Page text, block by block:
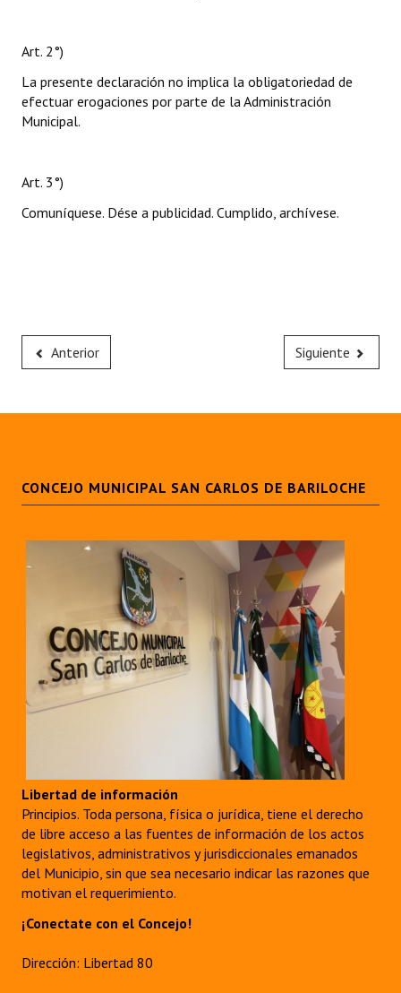
Art. 2°)
La presente declaración no implica la obligatoriedad de
efectuar erogaciones por parte de la Administración
Municipal.
Art. 3°)
Comuníquese. Dése a publicidad. Cumplido, archívese.
Anterior Siguiente
CONCEJO MUNICIPAL SAN CARLOS DE BARILOCHE
Libertad de información
Principios. Toda persona, física o jurídica, tiene el derecho
de libre acceso a las fuentes de información de los actos
legislativos, administrativos y jurisdiccionales emanados
del Municipio, sin que sea necesario indicar las razones que
motivan el requerimiento.
¡Conectate con el Concejo!
Dirección: Libertad 80